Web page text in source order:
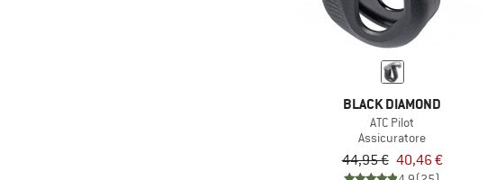
BLACK DIAMOND
ATC Pilot
Assicuratore
44,95 € 40,46 €